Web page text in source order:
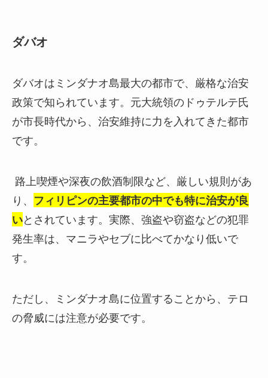
ダバオ
ダバオはミンダナオ島最大の都市で、厳格な治安
政策で知られています。元大統領のドゥテルテ氏
が市長時代から、治安維持に力を入れてきた都市
です。
路上喫煙や深夜の飲酒制限など、厳しい規則があ
り、 フィリピンの主要都市の中でも特に治安が良
いとされています。実際、強盗や窃盗などの犯罪
発生率は、マニラやセブに比べてかなり低いで
す。
ただし、ミンダナオ島に位置することから、テロ
の脅威には注意が必要です。